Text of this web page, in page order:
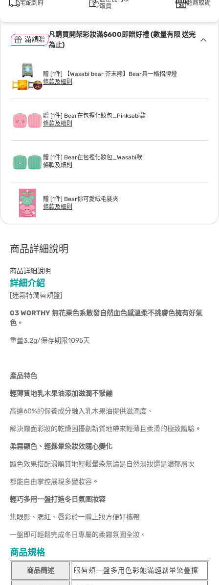
宅配到府
取貨
超商取貨
滿額贈
凡購買開架彩妝滿$600即贈好禮 (數量有限 送完
為止)
贈 [1件] 【Wasabi bear 芥末熊】Bear具一格招牌燈
條款及細則
贈 [1件] Bear在包裡化妝包_Pinksabi款
條款及細則
贈 [1件] Bear在包裡化妝包_Wasabi款
條款及細則
贈 [1件] Bear你可愛絨毛髮夾
條款及細則
商品詳細說明
商品詳細說明
詳細介紹
[迷霧特潤唇頰盤]
03 WORTHY 無花果色系散發自然血色感溫柔不挑膚色擁有好氣
色。
重量3.2g/保存期限1095天
產品特色
輕薄質地乳木果油添加滋潤不緊繃
高達60%的保養成分融入乳木果油提供滋潤度、
解決霧面彩妝的乾燥困擾創新質地帶來輕薄且柔滑的極致體驗 。
柔霧顯色、輕鬆暈染妝效隨心變化
顯色效果搭配滑順質地輕鬆暈染無論是自然淡妝還是濃郁層次
都能自由掌控展現多變妝容 。
輕巧多用一盤打造冬日氛圍妝容
集眼影、腮紅、唇彩於一體上妝方便好攜帶
一盤即可輕鬆完成冬日專屬的柔霧氛圍全妝。
商品規格
商品簡述 眼唇頰一盤多用色彩飽滿輕鬆暈染疊擦